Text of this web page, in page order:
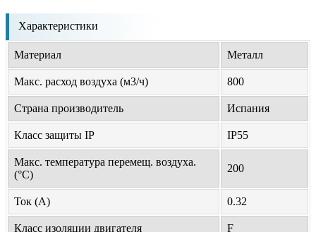
Характеристики
Материал Металл
Макс. расход воздуха (м3/ч) 800
Страна производитель Испания
Класс защиты IP IP55
Макс. температура перемещ. воздуха.
(°С)
200
Ток (А) 0.32
Класс изоляции двигателя F